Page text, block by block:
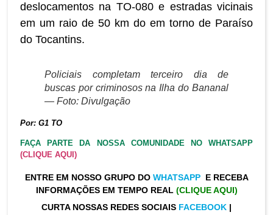
deslocamentos na TO-080 e estradas vicinais
em um raio de 50 km do em torno de Paraíso
do Tocantins.
Policiais completam terceiro dia de
buscas por criminosos na Ilha do Bananal
— Foto: Divulgação
Por: G1 TO
FAÇA PARTE DA NOSSA COMUNIDADE NO WHATSAPP
(CLIQUE AQUI)
ENTRE EM NOSSO GRUPO DO WHATSAPP E RECEBA
INFORMAÇÕES EM TEMPO REAL (CLIQUE AQUI)
CURTA NOSSAS REDES SOCIAIS FACEBOOK |